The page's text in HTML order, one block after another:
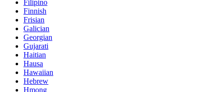
Filipino
Finnish
Frisian
Galician
Georgian
Gujarati
Haitian
Hausa
Hawaiian
Hebrew
Hmong